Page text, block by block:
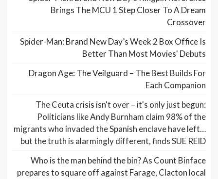
Brings The MCU 1 Step Closer To A Dream
Crossover
Spider-Man: Brand New Day’s Week 2 Box Office Is
Better Than Most Movies' Debuts
Dragon Age: The Veilguard – The Best Builds For
Each Companion
The Ceuta crisis isn't over – it's only just begun:
Politicians like Andy Burnham claim 98% of the
migrants who invaded the Spanish enclave have left…
but the truth is alarmingly different, finds SUE REID
Who is the man behind the bin? As Count Binface
prepares to square off against Farage, Clacton local